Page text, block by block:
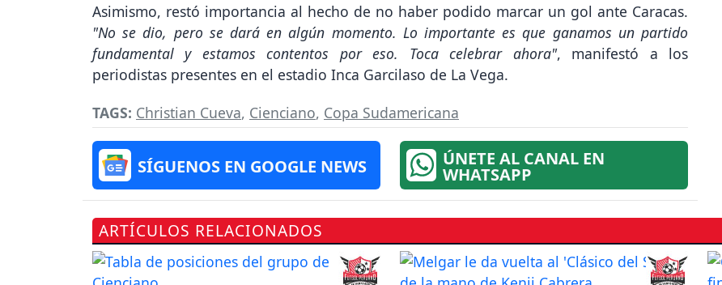
Asimismo, restó importancia al hecho de no haber podido marcar un gol ante Caracas.
"No se dio, pero se dará en algún momento. Lo importante es que ganamos un partido
fundamental y estamos contentos por eso. Toca celebrar ahora", manifestó a los
periodistas presentes en el estadio Inca Garcilaso de La Vega.
TAGS: Christian Cueva, Cienciano, Copa Sudamericana
SÍGUENOS EN GOOGLE NEWS ÚNETE AL CANAL EN
WHATSAPP
ARTÍCULOS RELACIONADOS